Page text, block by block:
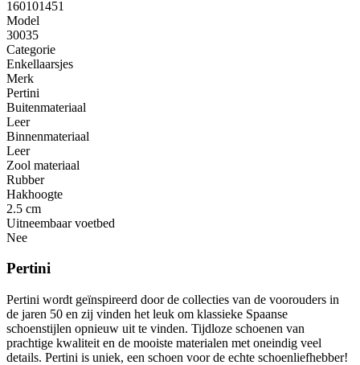
160101451
Model
30035
Categorie
Enkellaarsjes
Merk
Pertini
Buitenmateriaal
Leer
Binnenmateriaal
Leer
Zool materiaal
Rubber
Hakhoogte
2.5 cm
Uitneembaar voetbed
Nee
Pertini
Pertini wordt geïnspireerd door de collecties van de voorouders in
de jaren 50 en zij vinden het leuk om klassieke Spaanse
schoenstijlen opnieuw uit te vinden. Tijdloze schoenen van
prachtige kwaliteit en de mooiste materialen met oneindig veel
details. Pertini is uniek, een schoen voor de echte schoenliefhebber!